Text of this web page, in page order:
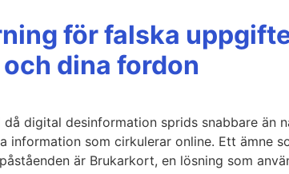
för falska
dina fordon
då digital desinformation sprids snabbare
information som cirkulerar online. Ett ämne
är Brukarkort, en lösning som